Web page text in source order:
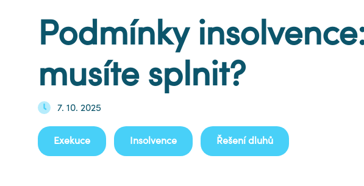
Podmínky
musíte splnit?
7. 10. 2025
Exekuce Insolvence Řešení dluhů